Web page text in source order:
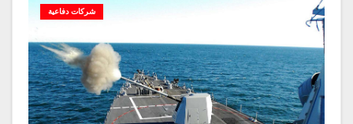
شركات دفاعية